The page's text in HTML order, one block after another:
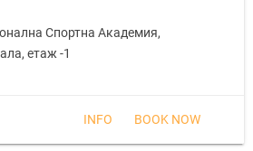
Спортна Академия,
етаж -1
INFO BOOK NOW